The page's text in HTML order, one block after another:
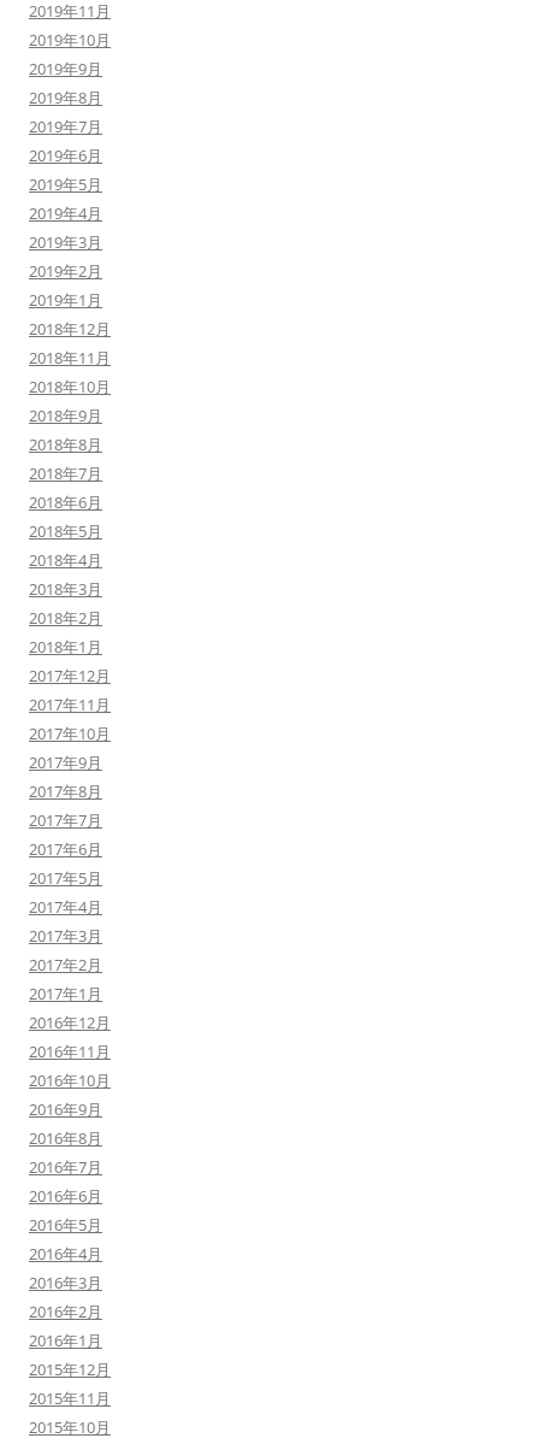
2019年11月
2019年10月
2019年9月
2019年8月
2019年7月
2019年6月
2019年5月
2019年4月
2019年3月
2019年2月
2019年1月
2018年12月
2018年11月
2018年10月
2018年9月
2018年8月
2018年7月
2018年6月
2018年5月
2018年4月
2018年3月
2018年2月
2018年1月
2017年12月
2017年11月
2017年10月
2017年9月
2017年8月
2017年7月
2017年6月
2017年5月
2017年4月
2017年3月
2017年2月
2017年1月
2016年12月
2016年11月
2016年10月
2016年9月
2016年8月
2016年7月
2016年6月
2016年5月
2016年4月
2016年3月
2016年2月
2016年1月
2015年12月
2015年11月
2015年10月